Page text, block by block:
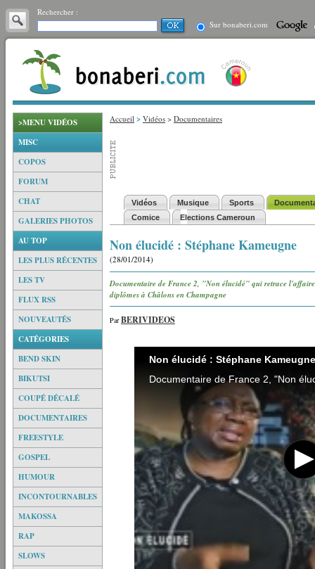
Rechercher :
Sur bonaberi.com
>MENU VIDÉOS
MISC
COPOS
FORUM
CHAT
GALERIES PHOTOS
AU TOP
LES PLUS RÉCENTES
LES TV
FLUX RSS
NOUVEAUTÉS
CATÉGORIES
BEND SKIN
BIKUTSI
COUPÉ DÉCALÉ
DOCUMENTAIRES
FREESTYLE
GOSPEL
HUMOUR
INCONTOURNABLES
MAKOSSA
RAP
SLOWS
Accueil > Vidéos > Documentaires
Vidéos Musique Sports
Comice
Elections Cameroun
Non élucidé : Stéphane Kameugne
(28/01/2014)
Documentaire de France 2, "Non élucidé" qui retrace
diplômes à Châlons en Champagne
ParBERIVIDEOS
Non élucidé : Stéphane Kameugne